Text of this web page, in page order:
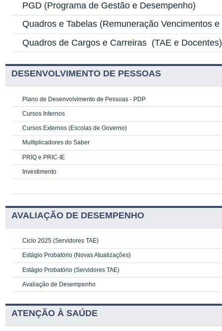
PGD (Programa de Gestão e Desempenho)
Quadros e Tabelas (Remuneração Vencimentos
Quadros de Cargos e Carreiras (TAE e Docentes)
DESENVOLVIMENTO DE PESSOAS
Plano de Desenvolvimento de Pessoas - PDP
Cursos Internos
Cursos Externos (Escolas de Governo)
Multiplicadores do Saber
PRIQ e PRIC-IE
Investimento
AVALIAÇÃO DE DESEMPENHO
Ciclo 2025 (Servidores TAE)
Estágio Probatório (Novas Atualizações)
Estágio Probatório (Servidores TAE)
Avaliação de Desempenho
ATENÇÃO À SAÚDE